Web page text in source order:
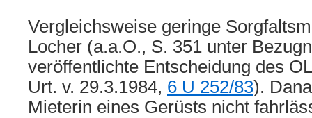
Vergleichsweise geringe
Locher (a.a.O., S. 351 unter
veröffentlichte Entscheidung des
Urt. v. 29.3.1984, 6 U 252/83).
Mieterin eines Gerüsts nicht